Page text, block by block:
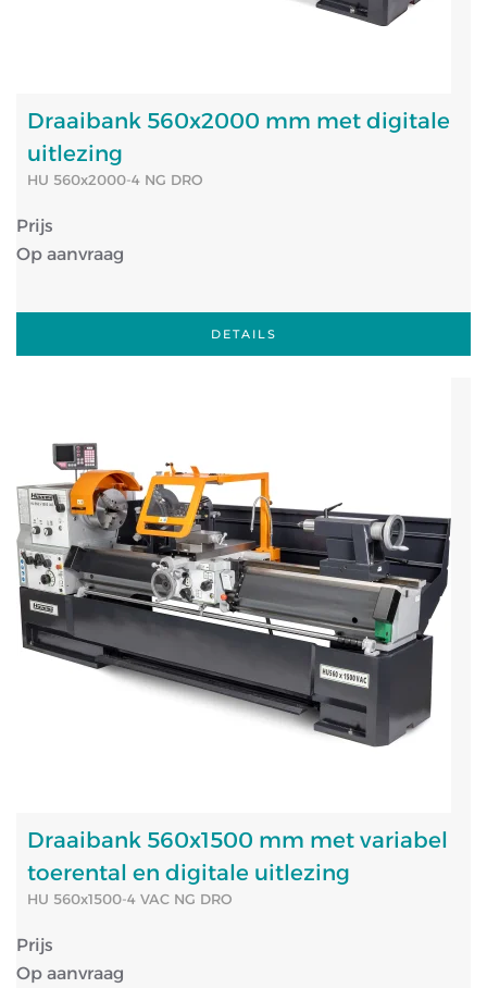
Draaibank 560x2000 mm met digitale
uitlezing
HU 560x2000-4 NG DRO
Prijs
Op aanvraag
DETAILS
Draaibank 560x1500 mm met variabel
toerental en digitale uitlezing
HU 560x1500-4 VAC NG DRO
Prijs
Op aanvraag